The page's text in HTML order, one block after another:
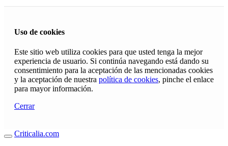
Uso de cookies
Este sitio web utiliza cookies para que usted tenga la mejor
experiencia de usuario. Si continúa navegando está dando su
consentimiento para la aceptación de las mencionadas cookies
y la aceptación de nuestra política de cookies, pinche el enlace
para mayor información.
Cerrar
Criticalia.com